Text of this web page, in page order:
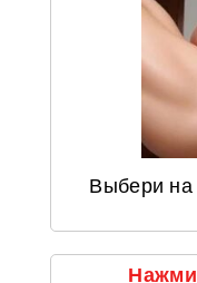
Выбери на
Нажми